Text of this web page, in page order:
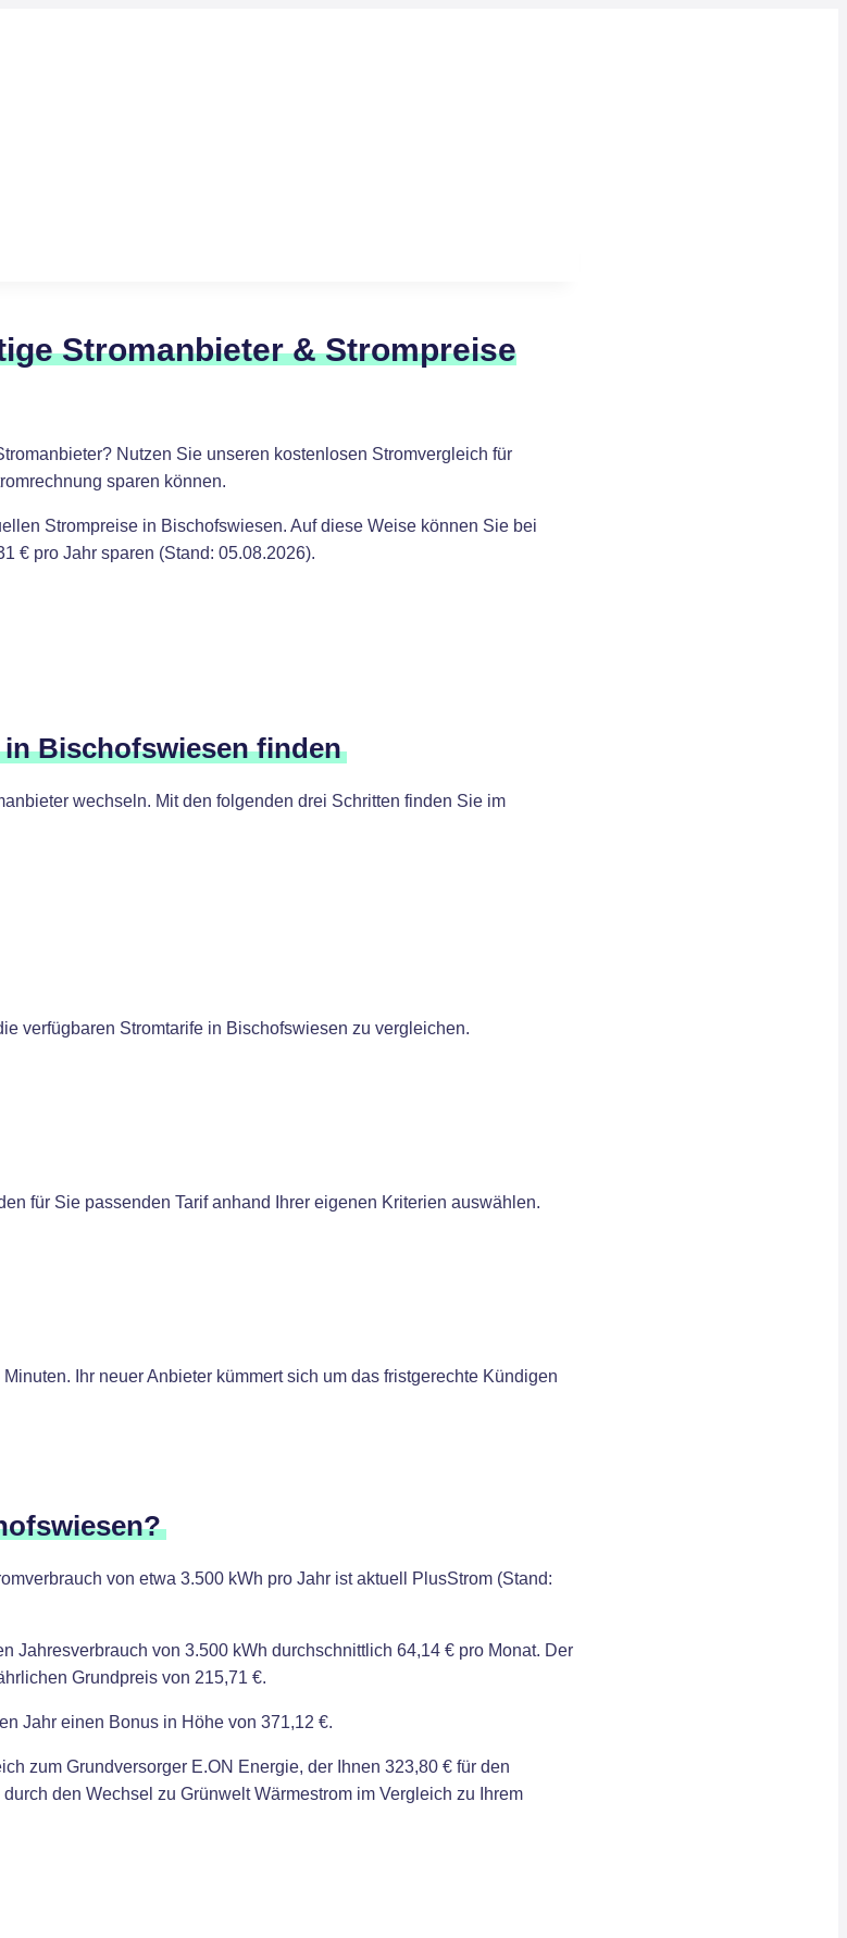
Stromanbieter & Strompreise
Nutzen Sie unseren kostenlosen Stromvergleich für
sparen können.
Strompreise in Bischofswiesen. Auf diese Weise können Sie bei
€ pro Jahr sparen (Stand: 05.08.2026).
Bischofswiesen finden
wechseln. Mit den folgenden drei Schritten finden Sie im
verfügbaren Stromtarife in Bischofswiesen zu vergleichen.
für Sie passenden Tarif anhand Ihrer eigenen Kriterien auswählen.
Ihr neuer Anbieter kümmert sich um das fristgerechte Kündigen
von etwa 3.500 kWh pro Jahr ist aktuell PlusStrom (Stand:
Jahresverbrauch von 3.500 kWh durchschnittlich 64,14 € pro Monat. Der
Grundpreis von 215,71 €.
Jahr einen Bonus in Höhe von 371,12 €.
zum Grundversorger E.ON Energie, der Ihnen 323,80 € für den
den Wechsel zu Grünwelt Wärmestrom im Vergleich zu Ihrem